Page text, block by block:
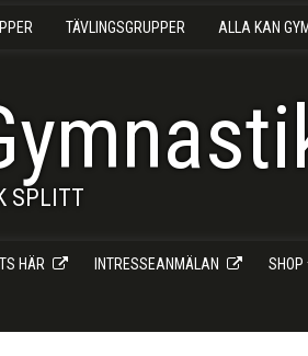
TÄVLINGSGRUPPER ALLA KAN
SPLITT
HÄR INTRESSEANMÄLAN SHOP